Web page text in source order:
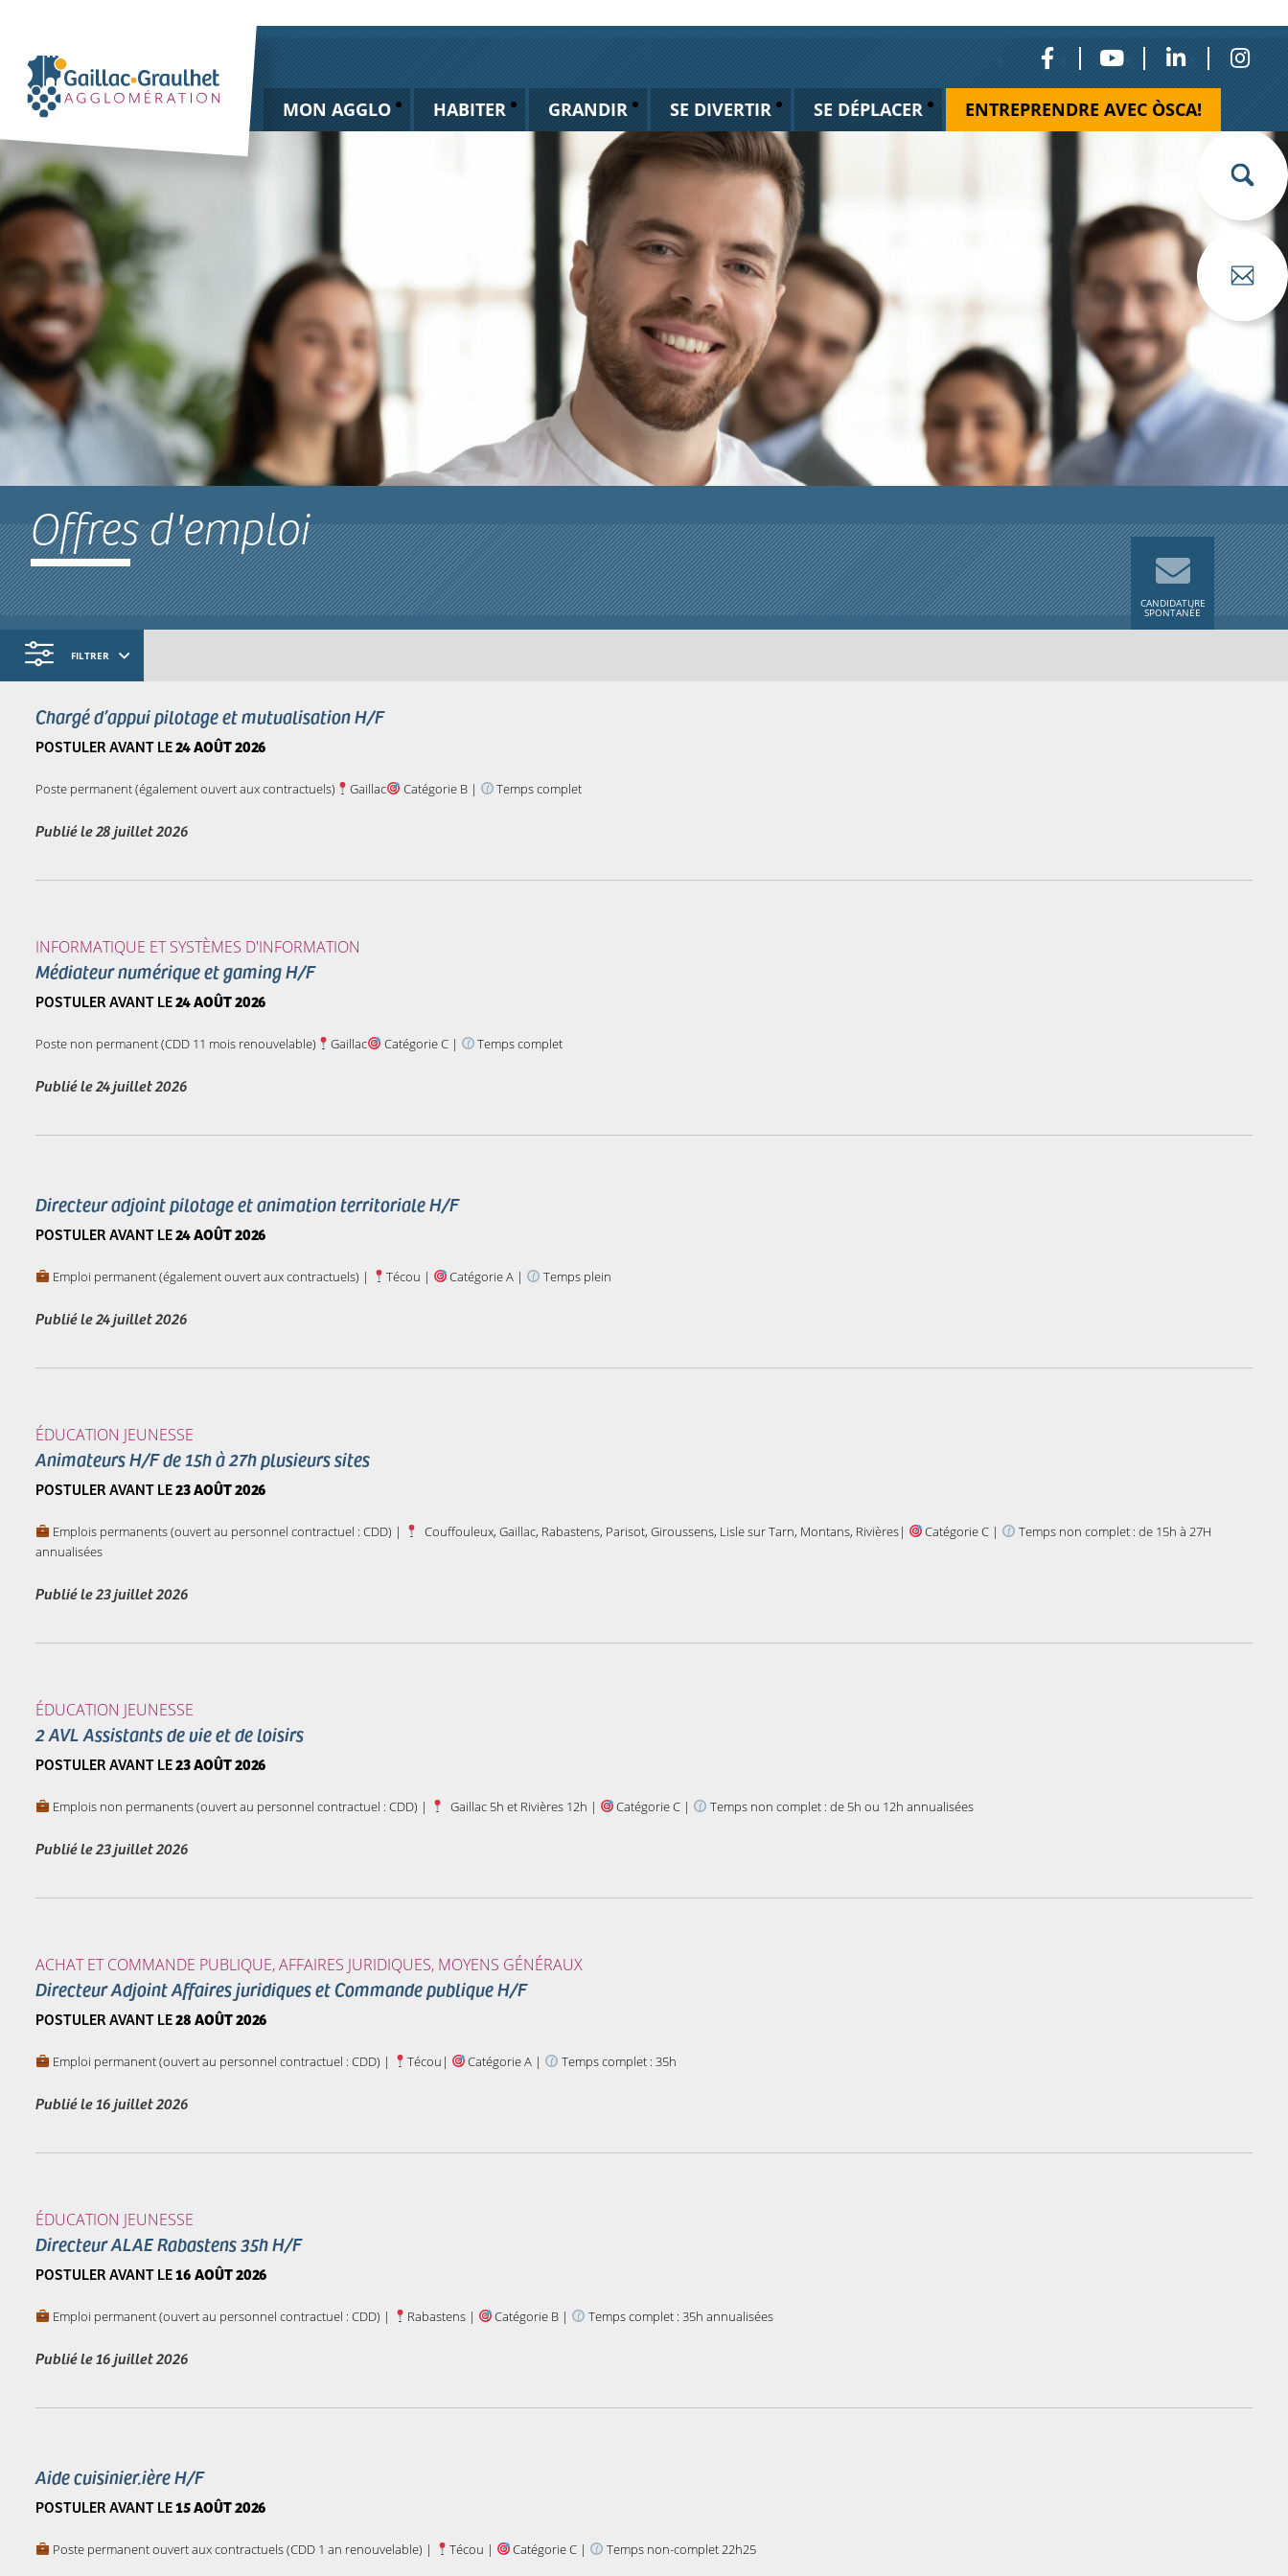
MON AGGLO HABITER GRANDIR SE DIVERTIR SE DÉPLACER ENTREPRENDRE AVEC ÒSCA!
Offres d'emploi
CANDIDATURE
SPONTANÉE
FILTRER
Chargé d’appui pilotage et mutualisation H/F
POSTULER AVANT LE24 AOÛT 2026
Poste permanent (également ouvert aux contractuels) Gaillac Catégorie B | Temps complet
Publié le28 juillet 2026
INFORMATIQUE ET SYSTÈMES D'INFORMATION
Médiateur numérique et gaming H/F
POSTULER AVANT LE24 AOÛT 2026
Poste non permanent (CDD 11 mois renouvelable) Gaillac Catégorie C | Temps complet
Publié le24 juillet 2026
Directeur adjoint pilotage et animation territoriale H/F
POSTULER AVANT LE24 AOÛT 2026
Emploi permanent (également ouvert aux contractuels) | Técou | Catégorie A | Temps plein
Publié le24 juillet 2026
ÉDUCATION JEUNESSE
Animateurs H/F de 15h à 27h plusieurs sites
POSTULER AVANT LE23 AOÛT 2026
Emplois permanents (ouvert au personnel contractuel : CDD) | Couffouleux, Gaillac, Rabastens, Parisot, Giroussens, Lisle sur Tarn, Montans, Rivières| Catégorie C |
Temps non complet : de 15h à 27H
annualisées
Publié le23 juillet 2026
ÉDUCATION JEUNESSE
2 AVL Assistants de vie et de loisirs
POSTULER AVANT LE23 AOÛT 2026
Emplois non permanents (ouvert au personnel contractuel : CDD) | Gaillac 5h et Rivières 12h | Catégorie C | Temps non complet : de 5h ou 12h annualisées
Publié le23 juillet 2026
ACHAT ET COMMANDE PUBLIQUE, AFFAIRES JURIDIQUES, MOYENS GÉNÉRAUX
Directeur Adjoint Affaires juridiques et Commande publique H/F
POSTULER AVANT LE28 AOÛT 2026
Emploi permanent (ouvert au personnel contractuel : CDD) | Técou| Catégorie A | Temps complet : 35h
Publié le16 juillet 2026
ÉDUCATION JEUNESSE
Directeur ALAE Rabastens 35h H/F
POSTULER AVANT LE16 AOÛT 2026
Emploi permanent (ouvert au personnel contractuel : CDD) | Rabastens | Catégorie B | Temps complet : 35h annualisées
Publié le16 juillet 2026
Aide cuisinier.ière H/F
POSTULER AVANT LE15 AOÛT 2026
Poste permanent ouvert aux contractuels (CDD 1 an renouvelable) | Técou | Catégorie C | Temps non-complet 22h25